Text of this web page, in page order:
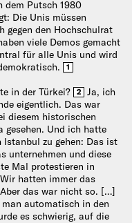
dem Putsch 1980
Die Unis müssen
gegen den Hochschulrat
viele Demos gemacht
für alle Unis und wird
1
in der Türkei? 2
Ja, ich
eigentlich. Das war
diesem historischen
gesehen. Und ich hatte
zu gehen: Das ist
unternehmen und diese
Mal protestieren in
hatten immer das
das war nicht so. […]
automatisch in den
es schwierig, auf die